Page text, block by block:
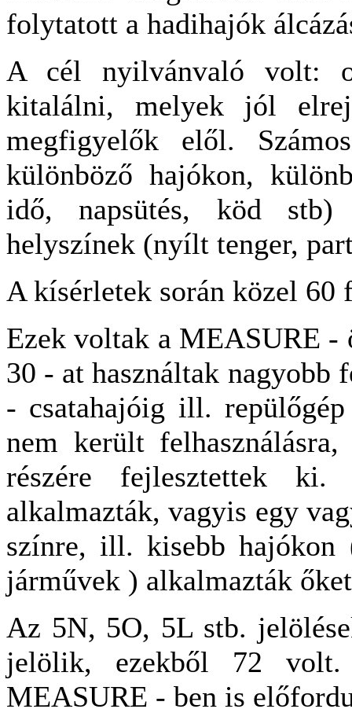
folytatott a hadihajók
A cél nyilvánvaló volt:
kitalálni, melyek jól
megfigyelők elől.
különböző hajókon,
idő, napsütés, köd
helyszínek (nyílt tenger,
A kísérletek során közel
Ezek voltak a MEASURE
30 - at használtak
- csatahajóig ill.
nem került
részére fejlesztettek
alkalmazták, vagyis egy
színre, ill. kisebb hajókon
járművek ) alkalmazták
Az 5N, 5O, 5L stb.
jelölik, ezekből 72 volt.
MEASURE - ben is